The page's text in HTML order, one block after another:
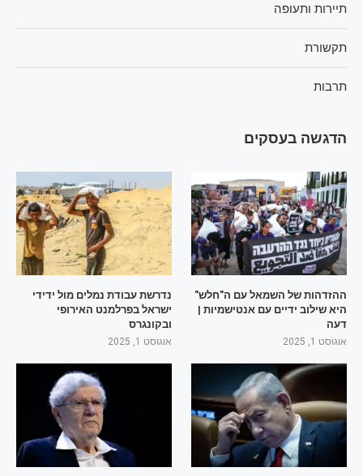
תיירות ותעופה
תקשורת
תרבות
הדגשה בעסקים
ההזדהות של השמאל עם ה"חלש"
היא שילוב ידיים עם אנטישמיות |
דעה
אוגוסט 1, 2025
נדרשת עבודת נמלים מול ידידי
ישראל בפרלמנט האירופי
ובקונגרס
אוגוסט 1, 2025